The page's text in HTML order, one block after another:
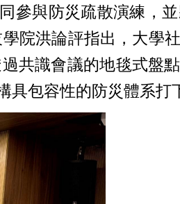
參與防災疏散演練，
院洪論評指出，大學
共識會議的地毯式盤
包容性的防災體系打